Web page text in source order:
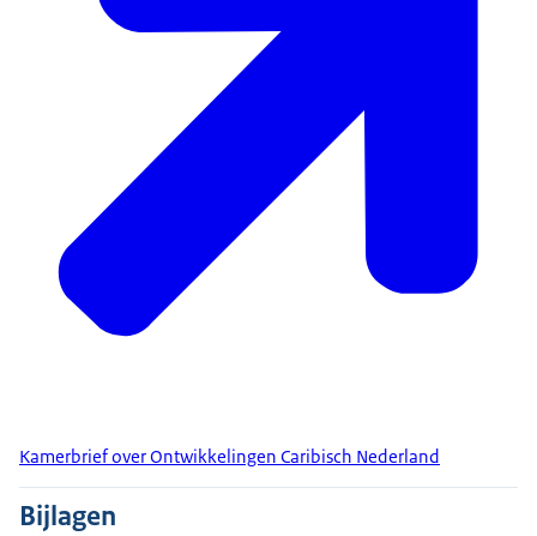
Kamerbrief over Ontwikkelingen Caribisch Nederland
Bijlagen